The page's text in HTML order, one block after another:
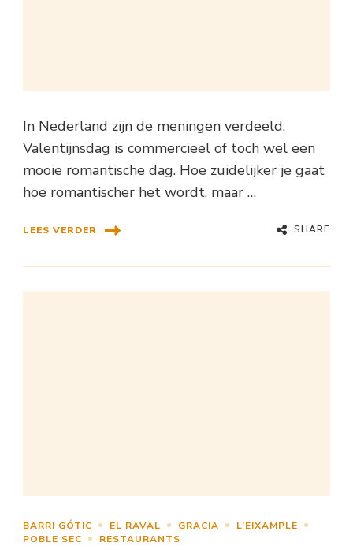
In Nederland zijn de meningen verdeeld,
Valentijnsdag is commercieel of toch wel een
mooie romantische dag. Hoe zuidelijker je gaat
hoe romantischer het wordt, maar …
LEES VERDER SHARE
BARRI GÓTIC EL RAVAL GRACIA
L’EIXAMPLE
POBLE SEC
RESTAURANTS